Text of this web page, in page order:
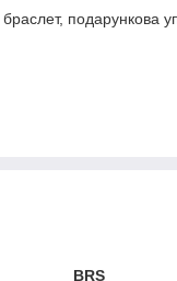
браслет, подарункова
BRS